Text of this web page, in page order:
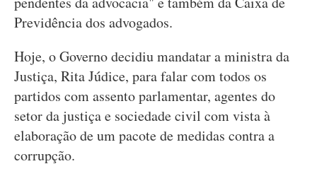
Previdência dos advogados.
Hoje, o Governo decidiu mandatar a ministra da
Justiça, Rita Júdice, para falar com todos os
partidos com assento parlamentar, agentes do
setor da justiça e sociedade civil com vista à
elaboração de um pacote de medidas contra a
corrupção.